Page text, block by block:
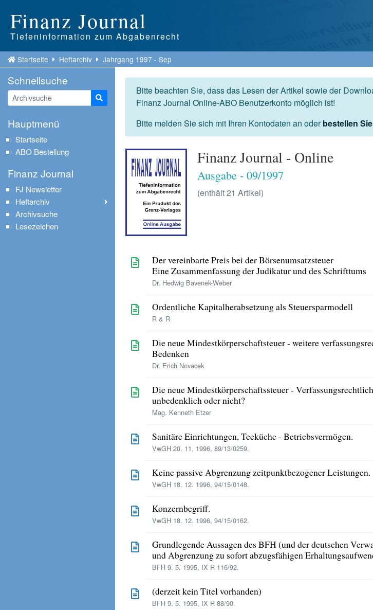
Finanz Journal
Tiefeninformation zum Abgabenrecht
Startseite Heftarchiv Jahrgang 1997 - Sep
Bitte beachten Sie, dass das Lesen der Artikel sowie der
Finanz Journal Online-ABO Benutzerkonto möglich ist!
Bitte melden Sie sich mit Ihren Kontodaten an oderbestellen
Finanz Journal - Online
Ausgabe - 09/1997
(enthält 21 Artikel)
Der vereinbarte Preis bei der Börsenumsatzsteuer
Eine Zusammenfassung der Judikatur und des Schrifttums
Dr. Hedwig Bavenek-Weber
Ordentliche Kapitalherabsetzung als Steuersparmodell
R & R
Die neue Mindestkörperschaftsteuer - weitere
Bedenken
Dr. Erich Novacek
Die neue Mindestkörperschaftssteuer - Verfassungsrechtlich
unbedenklich oder nicht?
Mag. Kenneth Etzer
Sanitäre Einrichtungen, Teeküche - Betriebsvermögen.
VwGH 20. 11. 1996, 89/13/0259.
Keine passive Abgrenzung zeitpunktbezogener Leistungen.
VwGH 18. 12. 1996, 94/15/0148.
Konzernbegriff.
VwGH 18. 12. 1996, 94/15/0162.
Grundlegende Aussagen des BFH (und der deutschen
und Abgrenzung zu sofort abzugsfähigen
BFH 9. 5. 1995, IX R 116/92.
(derzeit kein Titel vorhanden)
BFH 9. 5. 1995, IX R 88/90.
Schnellsuche
Suche starten
Hauptmenü
Startseite
ABO Bestellung
Finanz Journal
FJ Newsletter
Heftarchiv
Archivsuche
Lesezeichen